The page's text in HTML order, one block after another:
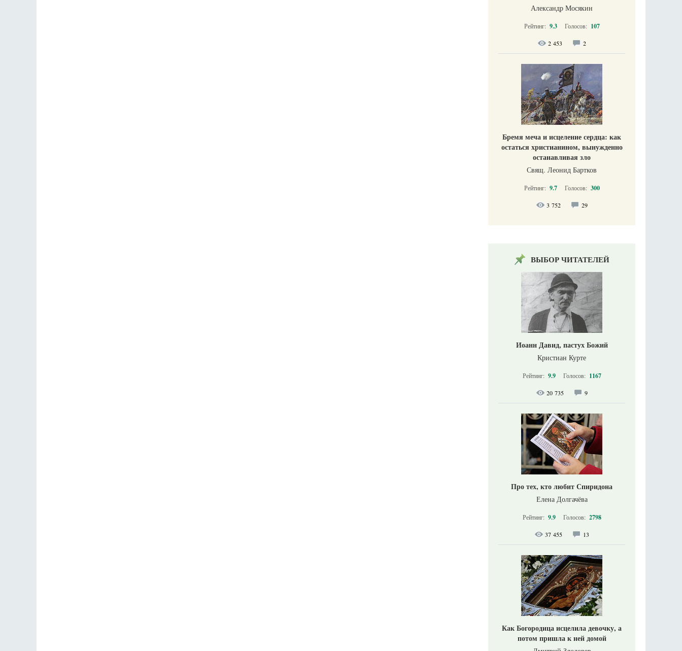
Александр Мосякин
Рейтинг: 9.3 Голосов: 107
2 453 2
Бремя меча и исцеление сердца: как
остаться христианином, вынужденно
останавливая зло
Свящ. Леонид Бартков
Рейтинг: 9.7 Голосов: 300
3 752 29
ВЫБОР ЧИТАТЕЛЕЙ
Иоанн Давид, пастух Божий
Кристиан Курте
Рейтинг: 9.9 Голосов: 1167
20 735 9
Про тех, кто любит Спиридона
Елена Долгачёва
Рейтинг: 9.9 Голосов: 2798
37 455 13
Как Богородица исцелила девочку, а
потом пришла к ней домой